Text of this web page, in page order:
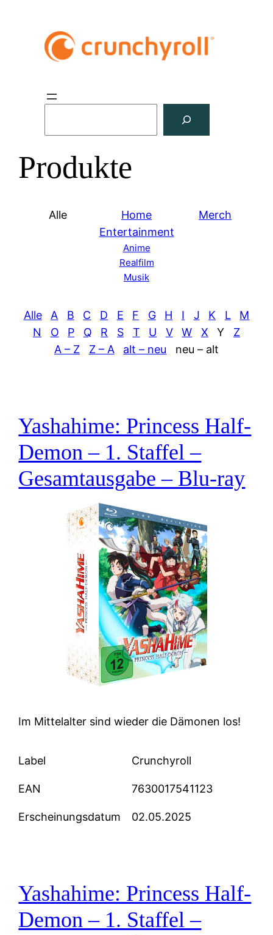
h
e
Produkte
Alle
Home
Entertainment
Anime
Realfilm
Musik
Merch
Alle A B C D E F G H I J K L
M
N
O P Q R S T U V W X Y
Z
A – Z
Z – A alt – neu neu – alt
Yashahime: Princess Half-
Demon – 1. Staffel –
Gesamtausgabe – Blu-ray
Im Mittelalter sind wieder die Dämonen los!
Label Crunchyroll
EAN 7630017541123
Erscheinungsdatum 02.05.2025
Yashahime: Princess Half-
Demon – 1. Staffel –